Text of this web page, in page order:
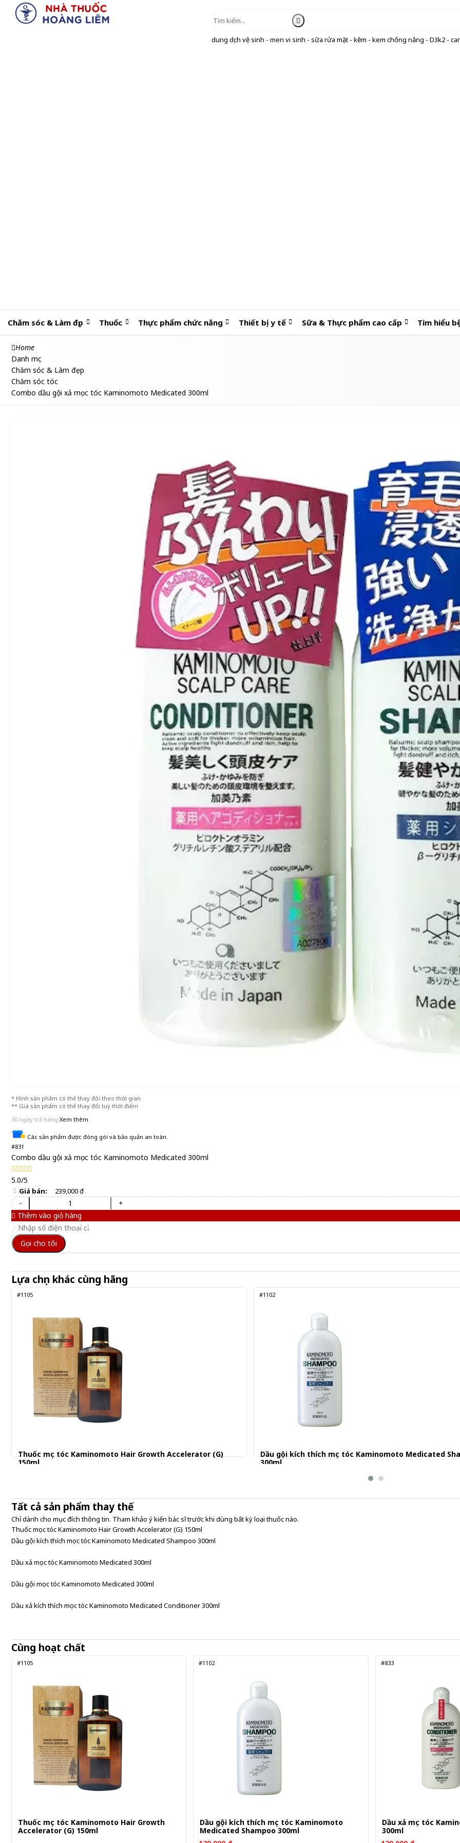
dung dịch vệ sinh - men vi sinh - sữa rửa mặt - kẽm - kem chống nắng - D3k2 -
Chăm sóc & Làm đẹp Thuốc Thực phẩm chức năng Thiết bị y tế Sữa & Thực phẩm cao cấp Tìm hiểu
Home
Danh mục
Chăm sóc & Làm đẹp
Chăm sóc tóc
Combo dầu gội xả mọc tóc Kaminomoto Medicated 300ml
* Hình sản phẩm có thể thay đổi theo thời gian
** Giá sản phẩm có thể thay đổi tuỳ thời điểm
30 ngày trả hàng Xem thêm
Các sản phẩm được đóng gói và bảo quản an toàn.
#831
Combo dầu gội xả mọc tóc Kaminomoto Medicated 300ml
5.0/5
Giá bán: 239,000 đ
-
+
Thêm vào giỏ hàng
Gọi cho tôi
Lựa chọn khác cùng hãng
#1105
Thuốc mọc tóc Kaminomoto Hair Growth Accelerator (G)
150ml
#1102
Dầu gội kích thích mọc tóc Kaminomoto Medicated
300ml
Tất cả sản phẩm thay thế
Chỉ dành cho mục đích thông tin. Tham khảo ý kiến bác sĩ trước khi dùng bất kỳ loại thuốc nào.
Thuốc mọc tóc Kaminomoto Hair Growth Accelerator (G) 150ml
Dầu gội kích thích mọc tóc Kaminomoto Medicated Shampoo 300ml
Dầu xả mọc tóc Kaminomoto Medicated 300ml
Dầu gội mọc tóc Kaminomoto Medicated 300ml
Dầu xả kích thích mọc tóc Kaminomoto Medicated Conditioner 300ml
Cùng hoạt chất
#1105
Thuốc mọc tóc Kaminomoto Hair Growth
Accelerator (G) 150ml
#1102
Dầu gội kích thích mọc tóc Kaminomoto
Medicated Shampoo 300ml
#833
Dầu xả mọc tóc
300ml